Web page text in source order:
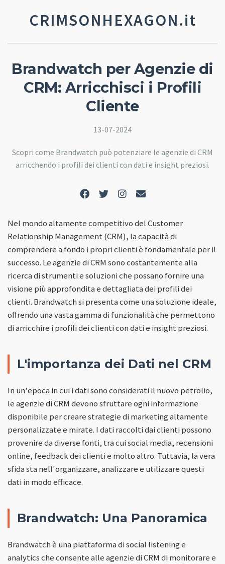
CRIMSONHEXAGON.it
Brandwatch per Agenzie di
CRM: Arricchisci i Profili
Cliente
13-07-2024
Scopri come Brandwatch può potenziare le agenzie di CRM
arricchendo i profili dei clienti con dati e insight preziosi.
Nel mondo altamente competitivo del Customer
Relationship Management (CRM), la capacità di
comprendere a fondo i propri clienti è fondamentale per il
successo. Le agenzie di CRM sono costantemente alla
ricerca di strumenti e soluzioni che possano fornire una
visione più approfondita e dettagliata dei profili dei
clienti. Brandwatch si presenta come una soluzione ideale,
offrendo una vasta gamma di funzionalità che permettono
di arricchire i profili dei clienti con dati e insight preziosi.
L'importanza dei Dati nel CRM
In un'epoca in cui i dati sono considerati il nuovo petrolio,
le agenzie di CRM devono sfruttare ogni informazione
disponibile per creare strategie di marketing altamente
personalizzate e mirate. I dati raccolti dai clienti possono
provenire da diverse fonti, tra cui social media, recensioni
online, feedback dei clienti e molto altro. Tuttavia, la vera
sfida sta nell'organizzare, analizzare e utilizzare questi
dati in modo efficace.
Brandwatch: Una Panoramica
Brandwatch è una piattaforma di social listening e
analytics che consente alle agenzie di CRM di monitorare e